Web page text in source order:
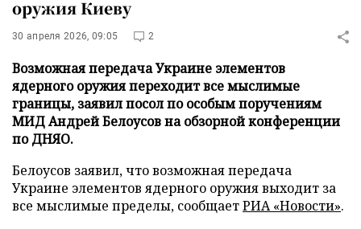
оружия Киеву
30 апреля 2026, 09:05 2
Возможная передача Украине элементов
ядерного оружия переходит все мыслимые
границы, заявил посол по особым поручениям
МИД Андрей Белоусов на обзорной конференции
по ДНЯО.
Белоусов заявил, что возможная передача
Украине элементов ядерного оружия выходит за
все мыслимые пределы, сообщаетРИА «Новости».